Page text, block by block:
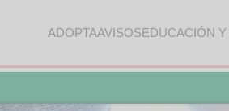
ADOPTAAVISOSEDUCACIÓN